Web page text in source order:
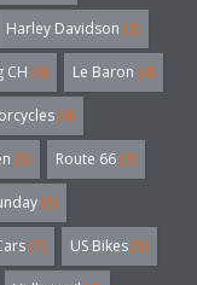
Harley Davidson (3)
CH (4) Le Baron (4)
(4)
(5) Route 66 (3)
(5)
(7) US Bikes (5)